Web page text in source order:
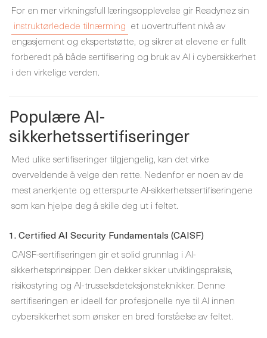
For en mer virkningsfull læringsopplevelse gir Readynez sin
instruktørledede tilnærming et uovertruffent nivå av
engasjement og ekspertstøtte, og sikrer at elevene er fullt
forberedt på både sertifisering og bruk av AI i cybersikkerhet
i den virkelige verden.
Populære AI-
sikkerhetssertifiseringer
Med ulike sertifiseringer tilgjengelig, kan det virke
overveldende å velge den rette. Nedenfor er noen av de
mest anerkjente og etterspurte AI-sikkerhetssertifiseringene
som kan hjelpe deg å skille deg ut i feltet.
1. Certified AI Security Fundamentals (CAISF)
CAISF-sertifiseringen gir et solid grunnlag i AI-
sikkerhetsprinsipper. Den dekker sikker utviklingspraksis,
risikostyring og AI-trusselsdeteksjonsteknikker. Denne
sertifiseringen er ideell for profesjonelle nye til AI innen
cybersikkerhet som ønsker en bred forståelse av feltet.